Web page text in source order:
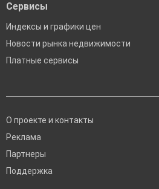
Сервисы
Индексы и графики цен
Новости рынка недвижимости
Платные сервисы
О проекте и контакты
Реклама
Партнеры
Поддержка